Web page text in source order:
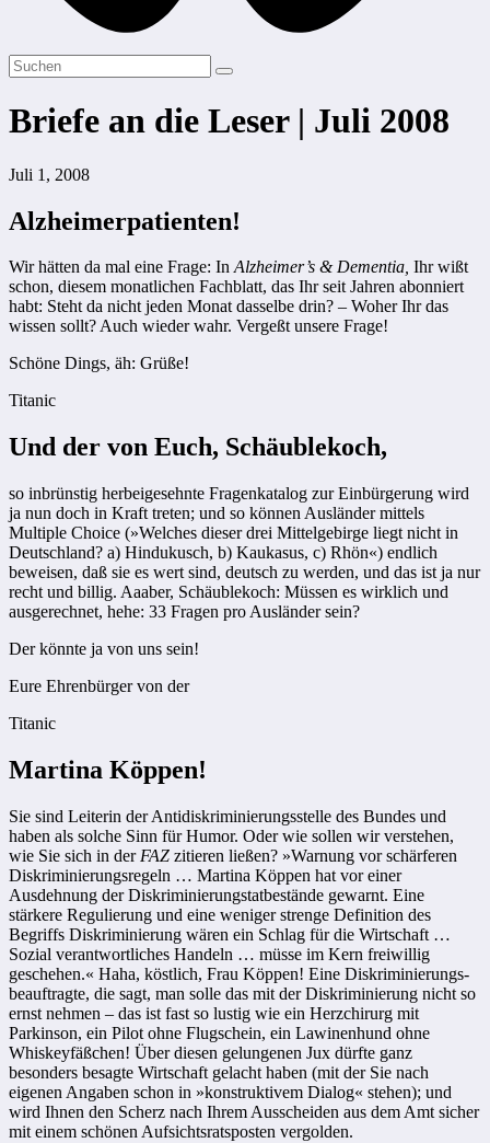
Briefe an die Leser | Juli 2008
Juli 1, 2008
Alzheimerpatienten!
Wir hätten da mal eine Frage: InAlzheimer’s & Dementia, Ihr wißt
schon, diesem monatlichen Fachblatt, das Ihr seit Jahren abonniert
habt: Steht da nicht jeden Monat dasselbe drin? – Woher Ihr das
wissen sollt? Auch wieder wahr. Vergeßt unsere Frage!
Schöne Dings, äh: Grüße!
Titanic
Und der von Euch, Schäublekoch,
so inbrünstig herbeigesehnte Fragenkatalog zur Einbürgerung wird
ja nun doch in Kraft treten; und so können Ausländer mittels
Multiple Choice (»Welches dieser drei Mittelgebirge liegt nicht in
Deutschland? a) Hindukusch, b) Kaukasus, c) Rhön«) endlich
beweisen, daß sie es wert sind, deutsch zu werden, und das ist ja nur
recht und billig. Aaaber, Schäublekoch: Müssen es wirklich und
ausgerechnet, hehe: 33 Fragen pro Ausländer sein?
Der könnte ja von uns sein!
Eure Ehrenbürger von der
Titanic
Martina Köppen!
Sie sind Leiterin der Antidiskriminierungsstelle des Bundes und
haben als solche Sinn für Humor. Oder wie sollen wir verstehen,
wie Sie sich in der FAZ zitieren ließen? »Warnung vor schärferen
Diskriminierungs­regeln … Martina Köppen hat vor einer
Ausdehnung der Dis­kriminie­rungstat­bestände gewarnt. Eine
stärkere Regulierung und eine weniger strenge Definition des
Begriffs Diskriminierung wären ein Schlag für die Wirtschaft …
Sozial verantwortliches Handeln … müsse im Kern freiwillig
geschehen.« Haha, köstlich, Frau Köppen! Eine Diskriminierungs­
beauftragte, die sagt, man solle das mit der Diskriminierung nicht so
ernst nehmen – das ist fast so lustig wie ein Herzchirurg mit
Parkinson, ein Pilot ohne Flugschein, ein Lawinenhund ohne
Whiskeyfäßchen! Über diesen gelungenen Jux dürfte ganz
besonders besagte Wirtschaft gelacht haben (mit der Sie nach
eigenen Angaben schon in »konstruktivem Dialog« stehen); und
wird Ihnen den Scherz nach ­Ihrem Ausscheiden aus dem Amt ­sicher
mit einem schönen Aufsichtsratsposten vergolden.